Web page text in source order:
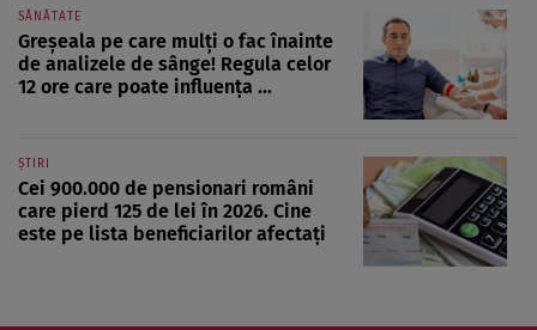
SĂNĂTATE
Greșeala pe care mulți o fac înainte
de analizele de sânge! Regula celor
12 ore care poate influența ...
ȘTIRI
Cei 900.000 de pensionari români
care pierd 125 de lei în 2026. Cine
este pe lista beneficiarilor afectați